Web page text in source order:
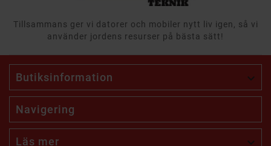
Tillsammans ger vi datorer och mobiler nytt liv igen, så vi
använder jordens resurser på bästa sätt!
Butiksinformation 
Navigering
Läs mer 